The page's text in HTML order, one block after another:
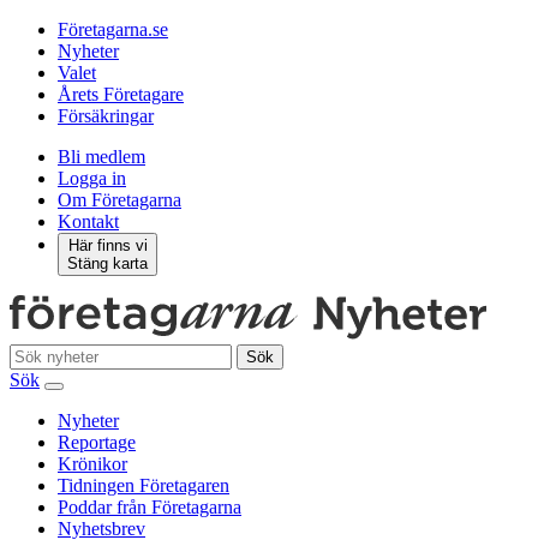
Företagarna.se
Nyheter
Valet
Årets Företagare
Försäkringar
Bli medlem
Logga in
Om Företagarna
Kontakt
Här finns vi
Stäng karta
Sök
Sök
Nyheter
Reportage
Krönikor
Tidningen Företagaren
Poddar från Företagarna
Nyhetsbrev